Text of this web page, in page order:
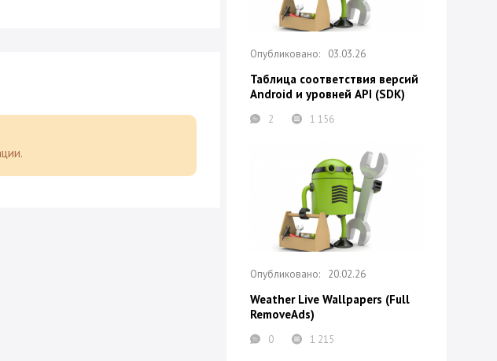
03.03.26
Таблица соответствия версий
Android и уровней API (SDK)
2 1 156
20.02.26
Weather Live Wallpapers (Full
RemoveAds)
0 1 215